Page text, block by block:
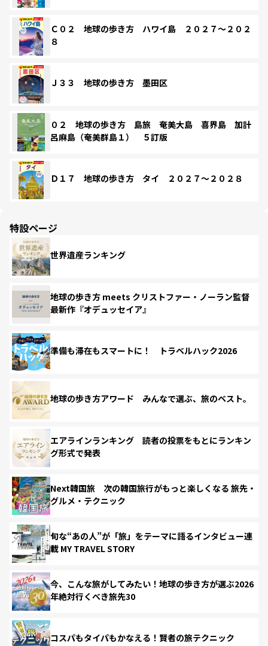
Ｃ０２ 地球の歩き方 ハワイ島 ２０２７～２０２
８
Ｊ３３ 地球の歩き方 墨田区
０２ 地球の歩き方 島旅 奄美大島 喜界島 加計
呂麻島（奄美群島１） ５訂版
Ｄ１７ 地球の歩き方 タイ ２０２７～２０２８
特設ページ
世界遺産ランキング
地球の歩き方 meets クリストファー・ノーラン監督
最新作『オデュッセイア』
準備も滞在もスマートに！ トラベルハック2026
地球の歩き方アワード みんなで選ぶ、旅のベスト。
エアラインランキング 読者の投票をもとにランキン
グ形式で発表
Next韓国旅 次の韓国旅行がもっと楽しくなる 旅先・
グルメ・テクニック
旬な“あの人”が「旅」をテーマに語るインタビュー連
載 MY TRAVEL STORY
今、こんな旅がしてみたい！地球の歩き方が選ぶ2026
年絶対行くべき旅先30
コスパもタイパもかなえる！賢者の旅テクニック